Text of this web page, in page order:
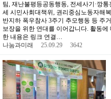
팀, 재난불평등공동행동, 전세사기·깡통
세 시민사회대책위, 권리중심노동자해
반지하 폭우참사 3주기 추모행동 등 주
보장을 위한 연대를 이어갑니다. 활동에
한 내용은 링크 연결…
나눔과미래
25.09.29 3642